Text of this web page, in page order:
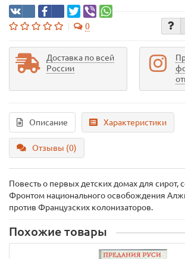
0
Доставка по всей
России
Описание Характеристики
Отзывы (0)
Повесть о первых детских домах для сирот,
Фронтом национального освобождения
против Французских колонизаторов.
Похожие товары